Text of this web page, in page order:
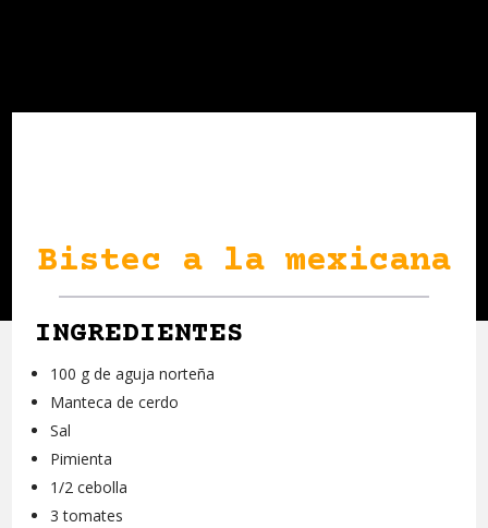
Bistec a la mexicana
INGREDIENTES
100 g de aguja norteña
Manteca de cerdo
Sal
Pimienta
1/2 cebolla
3 tomates